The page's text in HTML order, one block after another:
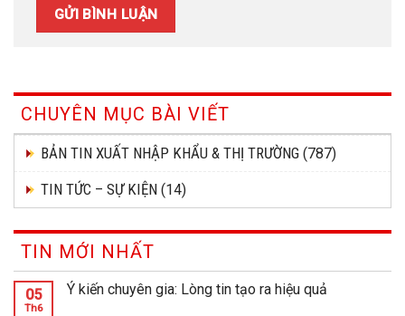
CHUYÊN MỤC BÀI VIẾT
BẢN TIN XUẤT NHẬP KHẨU & THỊ TRƯỜNG (787)
TIN TỨC – SỰ KIỆN (14)
TIN MỚI NHẤT
05
Th6
Ý kiến chuyên gia: Lòng tin tạo ra hiệu quả